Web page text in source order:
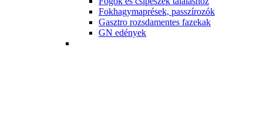
Fokhagymaprések, passzírozók
Gasztro rozsdamentes fazekak
GN edények